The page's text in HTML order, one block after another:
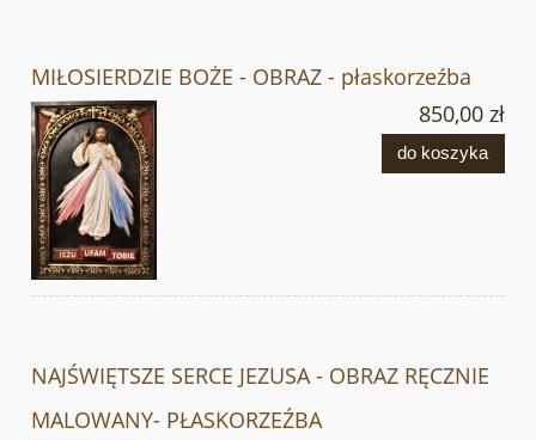
MIŁOSIERDZIE BOŻE - OBRAZ - płaskorzeźba
850,00 zł
do koszyka
NAJŚWIĘTSZE SERCE JEZUSA - OBRAZ RĘCZNIE
MALOWANY- PŁASKORZEŹBA